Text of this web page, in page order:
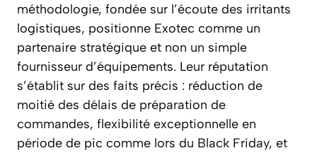
méthodologie, fondée sur l’écoute des irritants
logistiques, positionne Exotec comme un
partenaire stratégique et non un simple
fournisseur d’équipements. Leur réputation
s’établit sur des faits précis : réduction de
moitié des délais de préparation de
commandes, flexibilité exceptionnelle en
période de pic comme lors du Black Friday, et